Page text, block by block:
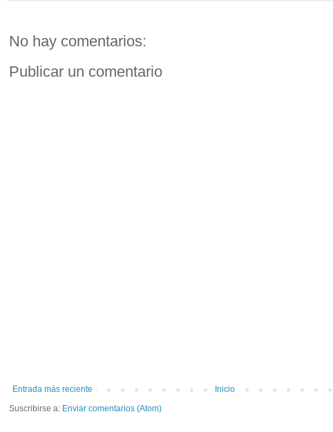
No hay comentarios:
Publicar un comentario
Entrada más reciente
Inicio
Suscribirse a: Enviar comentarios (Atom)